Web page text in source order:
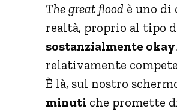
The great flood è uno di
realtà, proprio al tipo
sostanzialmente okay
relativamente
È là, sul nostro
minuti che promette